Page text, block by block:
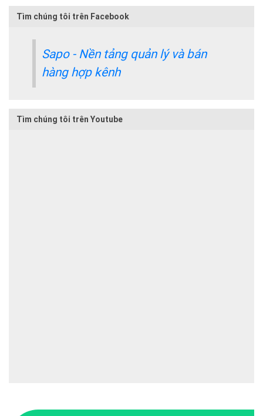
Tìm chúng tôi trên Facebook
Sapo - Nền tảng quản lý và bán
hàng hợp kênh
Tìm chúng tôi trên Youtube